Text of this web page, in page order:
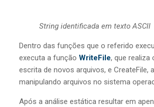
String identificada em texto ASCII
Dentro das funções que o referido
executa a função WriteFile, que realiza
escrita de novos arquivos, e CreateFile,
manipulando arquivos no sistema
Após a análise estática resultar em